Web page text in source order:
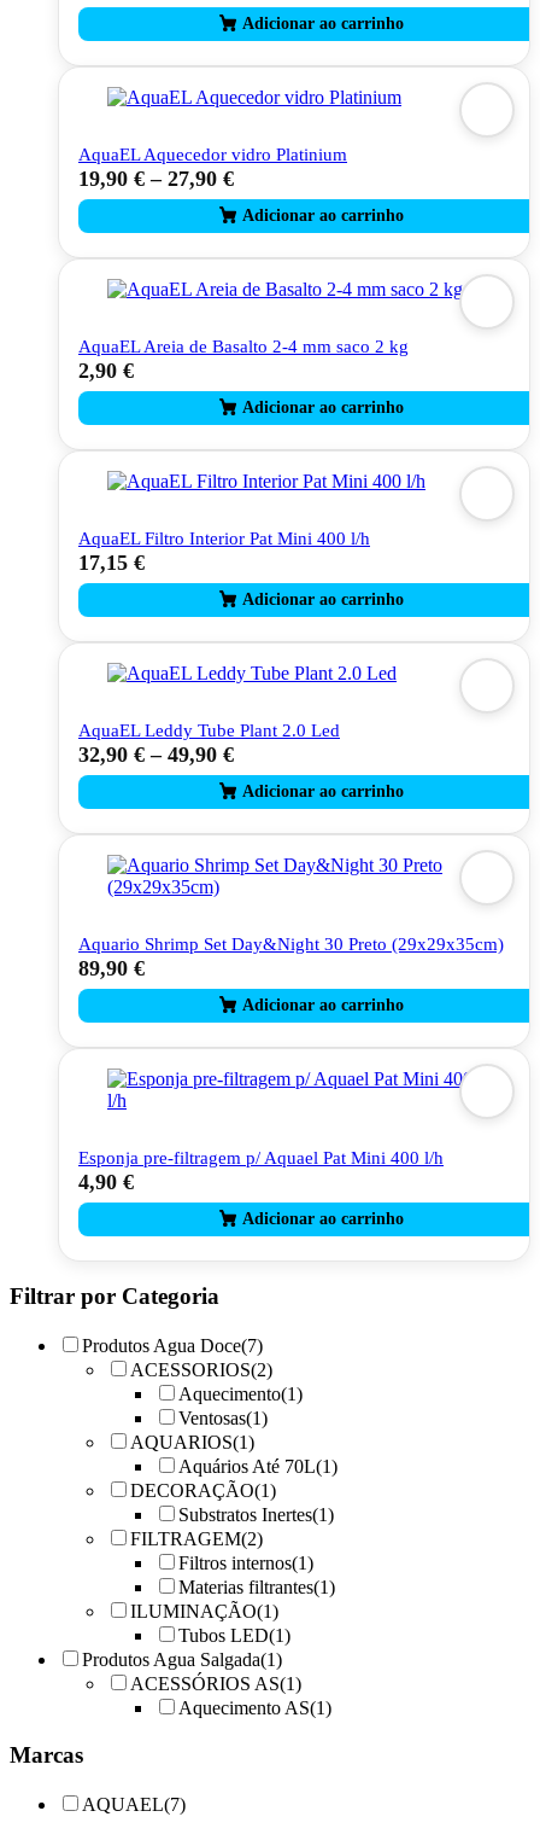
AquaEL Aquecedor vidro Platinium
19,90 € – 27,90 €
This
product
has
multiple
variants.
chosen
the
AquaEL Areia de Basalto 2-4 mm saco 2 kg
2,90 €
AquaEL Filtro Interior Pat Mini 400 l/h
17,15 €
AquaEL Leddy Tube Plant 2.0 Led
32,90 € – 49,90 €
This
product
has
multiple
variants.
options
chosen
the
product
Aquario Shrimp Set Day&Night 30 Preto (29x29x35cm)
89,90 €
Esponja pre-filtragem p/ Aquael Pat Mini 400 l/h
4,90 €
Filtrar por Categoria
Produtos Agua Doce(7)
ACESSORIOS(2)
Aquecimento(1)
Ventosas(1)
AQUARIOS(1)
Aquários Até 70L(1)
DECORAÇÃO(1)
Substratos Inertes(1)
FILTRAGEM(2)
Filtros internos(1)
Materias filtrantes(1)
ILUMINAÇÃO(1)
Tubos LED(1)
Produtos Agua Salgada(1)
ACESSÓRIOS AS(1)
Aquecimento AS(1)
Marcas
AQUAEL(7)